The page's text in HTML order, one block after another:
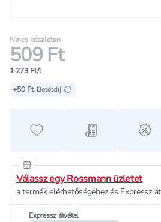
Nincs készleten
509 Ft
1 273 Ft/l
+50 Ft Betétdíj
Hozzáadás a kedvencekhez
Hozzáadás a
Válassz egy Rossmann üzletet
a termék elérhetőségéhez és Expressz
Expressz átvétel